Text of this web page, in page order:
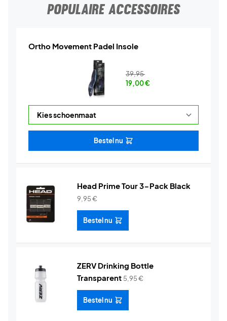
POPULAIRE ACCESSOIRES
Ortho Movement Padel Insole
39,95
19,00€
Bestel nu
Head Prime Tour 3-Pack Black
9,95€
Bestel nu
ZERV Drinking Bottle
Transparent 5,95€
Bestel nu